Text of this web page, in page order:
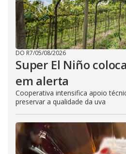
DO R7/05/08/2026
Super El Niño
em alerta
Cooperativa intensifica apoio
preservar a qualidade da uva